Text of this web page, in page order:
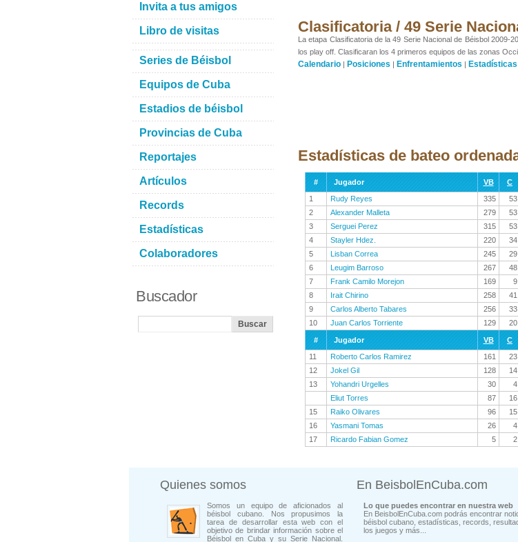
Clasificatoria / 49 Serie
La etapa Clasificatoria de la 49 Serie Nacional de Béisbol
los play off. Clasificaran los 4 primeros equipos de las zonas
Calendario | Posiciones | Enfrentamientos |
Estadísticas de bateo
# Jugador VB C
1
Rudy Reyes 335 53
2
Alexander Malleta 279 53
3
Serguei Perez 315 53
4
Stayler Hdez. 220 34
5
Lisban Correa 245 29
6
Leugim Barroso 267 48
7
Frank Camilo Morejon 169 9
8
Irait Chirino 258 41
9
Carlos Alberto Tabares 256 33
10
Juan Carlos Torriente 129 20
# Jugador VB C
11
Roberto Carlos Ramirez 161 23
12
Jokel Gil 128 14
13
Yohandri Urgelles 30 4
Eliut Torres
87 16
15
Raiko Olivares 96 15
16
Yasmani Tomas 26 4
17
Ricardo Fabian Gomez 5 2
Invita a tus amigos
Libro de visitas
Series de Béisbol
Equipos de Cuba
Estadios de béisbol
Provincias de Cuba
Reportajes
Artículos
Records
Estadísticas
Colaboradores
Buscador
Quienes somos
Somos un equipo de aficionados al
béisbol cubano. Nos propusimos la
tarea de desarrollar esta web con el
objetivo de brindar información sobre el
Béisbol en Cuba y su Serie Nacional.
En BeisbolEnCuba.com
Lo que puedes encontrar en nuestra web
En BeisbolEnCuba.com podrás encontrar
béisbol cubano, estadísticas, records,
los juegos y más...